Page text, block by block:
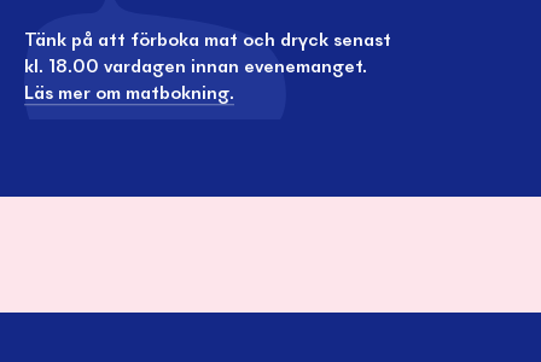
Tänk på att förboka mat och dryck senast
kl. 18.00 vardagen innan evenemanget.
Läs mer om matbokning.